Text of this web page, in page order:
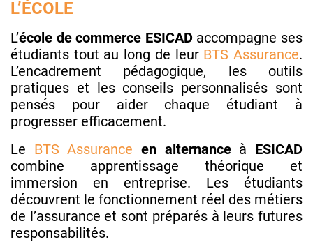
L’ÉCOLE
L’école de commerce ESICADaccompagne ses
étudiants tout au long de leur BTS Assurance.
L’encadrement pédagogique, les outils
pratiques et les conseils personnalisés sont
pensés pour aider chaque étudiant à
progresser efficacement.
Le BTS Assurance en alternanceà ESICAD
combine apprentissage théorique et
immersion en entreprise. Les étudiants
découvrent le fonctionnement réel des métiers
de l’assurance et sont préparés à leurs futures
responsabilités.